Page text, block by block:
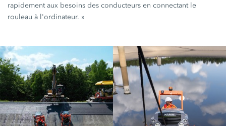
rapidement aux besoins des conducteurs en connectant le
rouleau à l'ordinateur. »